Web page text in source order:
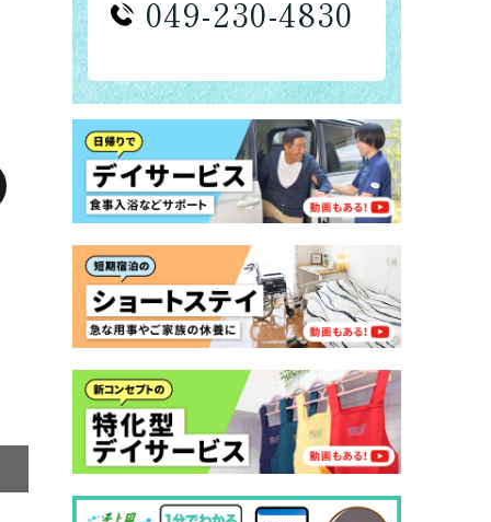
GOHANグラ
049-230-4830